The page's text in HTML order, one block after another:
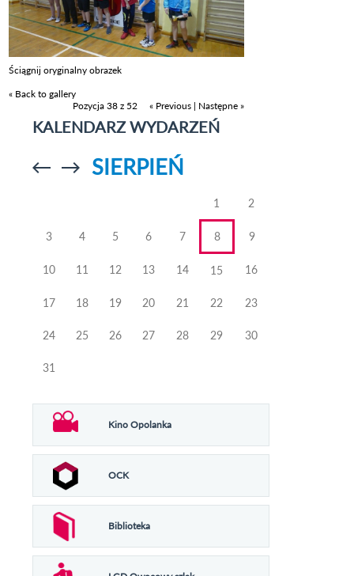
Ściągnij oryginalny obrazek
« Back to gallery
Pozycja 38 z 52
« Previous | Następne »
KALENDARZ WYDARZEŃ
Przejdź doPrzejdź do
SIERPIEŃ
1 2
3 4 5 6 7 8 9
10 11 12 13 14 15 16
17 18 19 20 21 22 23
24 25 26 27 28 29 30
31
Kino Opolanka
OCK
Biblioteka